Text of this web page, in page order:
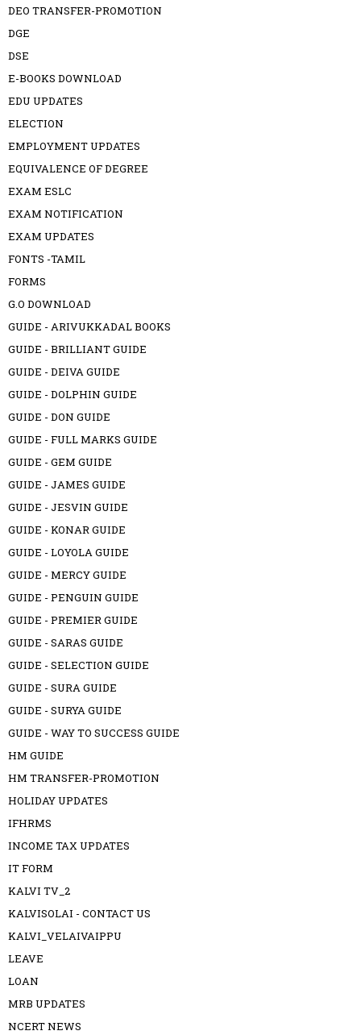
DEO TRANSFER-PROMOTION
DGE
DSE
E-BOOKS DOWNLOAD
EDU UPDATES
ELECTION
EMPLOYMENT UPDATES
EQUIVALENCE OF DEGREE
EXAM ESLC
EXAM NOTIFICATION
EXAM UPDATES
FONTS -TAMIL
FORMS
G.O DOWNLOAD
GUIDE - ARIVUKKADAL BOOKS
GUIDE - BRILLIANT GUIDE
GUIDE - DEIVA GUIDE
GUIDE - DOLPHIN GUIDE
GUIDE - DON GUIDE
GUIDE - FULL MARKS GUIDE
GUIDE - GEM GUIDE
GUIDE - JAMES GUIDE
GUIDE - JESVIN GUIDE
GUIDE - KONAR GUIDE
GUIDE - LOYOLA GUIDE
GUIDE - MERCY GUIDE
GUIDE - PENGUIN GUIDE
GUIDE - PREMIER GUIDE
GUIDE - SARAS GUIDE
GUIDE - SELECTION GUIDE
GUIDE - SURA GUIDE
GUIDE - SURYA GUIDE
GUIDE - WAY TO SUCCESS GUIDE
HM GUIDE
HM TRANSFER-PROMOTION
HOLIDAY UPDATES
IFHRMS
INCOME TAX UPDATES
IT FORM
KALVI TV_2
KALVISOLAI - CONTACT US
KALVI_VELAIVAIPPU
LEAVE
LOAN
MRB UPDATES
NCERT NEWS